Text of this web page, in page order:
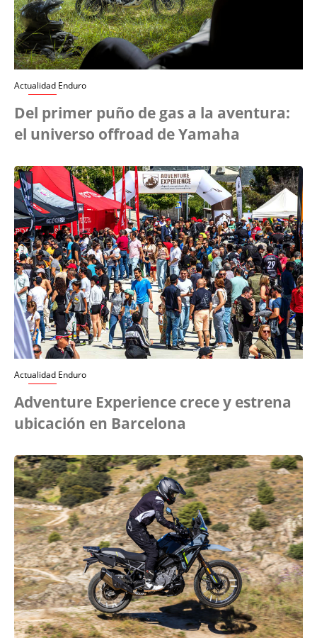
Actualidad Enduro
Del primer puño de gas a la aventura:
el universo offroad de Yamaha
Actualidad Enduro
Adventure Experience crece y estrena
ubicación en Barcelona